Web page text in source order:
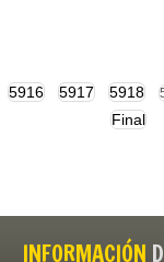
5916 5917 5918
Final
INFORMACIÓN